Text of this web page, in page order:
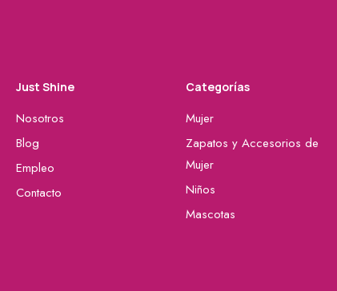
Just Shine
Nosotros
Blog
Empleo
Contacto
Categorías
Mujer
Zapatos y Accesorios de
Mujer
Niños
Mascotas